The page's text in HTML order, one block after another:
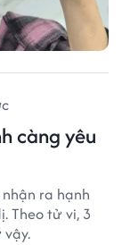
càng yêu
ra hạnh
Theo tử vi, 3